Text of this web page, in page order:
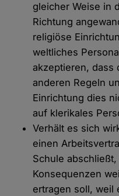
gleicher Weise in
Richtung
religiöse
weltliches
akzeptieren, dass
anderen Regeln
Einrichtung dies
auf klerikales
Verhält es sich
einen
Schule
Konsequenzen
ertragen soll, weil